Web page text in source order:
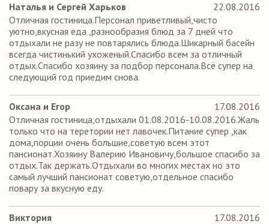
Наталья и Сергей Харьков
22.08.2016
Отличная гостиница.Персонал приветливый,чисто
уютно,вкусная еда ,разнообразия блюд за 7 дней что
отдыхали не разу не повтарялись блюда.Шикарный басейн
всегда чистинький ухоженый.Спасибо всем за отличный
отдых.Спасибо хозяину за подбор персонала.Всё супер на
следующий год приедим снова.
Оксана и Егор
17.08.2016
Отличная гостиница,отдыхали 01.08.2016-10.08.2016.Жаль
только что на теретории нет лавочек.Питание супер ,как
дома,порции очень большие,советую всем этот
пансионат.Хозяину Валерию Ивановичу,большое спасибо за
отдых.Так держать.Отдыхали во многих местах но это
самый лучший пансионат советую,отдельное спасибо
повару за вкусную еду.
Виктория
17.08.2016